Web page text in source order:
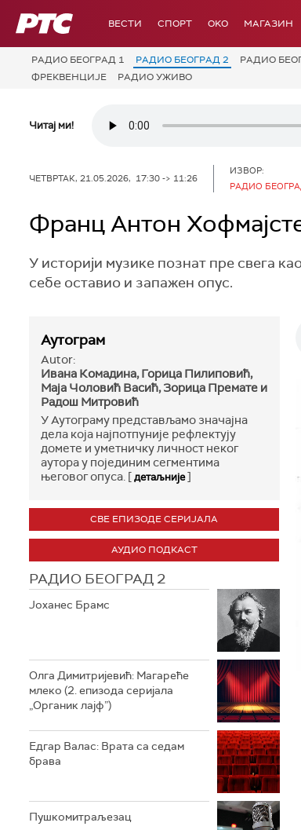
РТС ВЕСТИ СПОРТ OKO МАГАЗИН
РАДИО БЕОГРАД 1 РАДИО БЕОГРАД 2 РАДИО
ФРЕКВЕНЦИЈЕ
РАДИО УЖИВО
Читај ми!
ЧЕТВРТАК, 21.05.2026, 17:30 -> 11:26
ИЗВОР:
РАДИО
Франц Антон
У историји музике познат пре свега
себе оставио и запажен опус.
Аутограм
Autor:
Ивана Комадина, Горица Пилиповић,
Маја Чоловић Васић, Зорица Премате и
Радош Митровић
У Аутограму представљамо значајна
дела која најпотпуније рефлектују
домете и уметничку личност неког
аутора у појединим сегментима
његовог опуса. [детаљније]
СВЕ ЕПИЗОДЕ СЕРИЈАЛА
АУДИО ПОДКАСТ
РАДИО БЕОГРАД 2
Јоханес Брамс
Олга Димитријевић: Магареће
млеко (2. епизода серијала
„Органик лајф”)
Едгар Валас: Врата са седам
брава
Пушкомитраљезац